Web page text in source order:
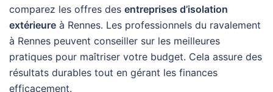
comparez les offres des entreprises d’isolation
extérieure à Rennes. Les professionnels du ravalement
à Rennes peuvent conseiller sur les meilleures
pratiques pour maîtriser votre budget. Cela assure des
résultats durables tout en gérant les finances
efficacement.